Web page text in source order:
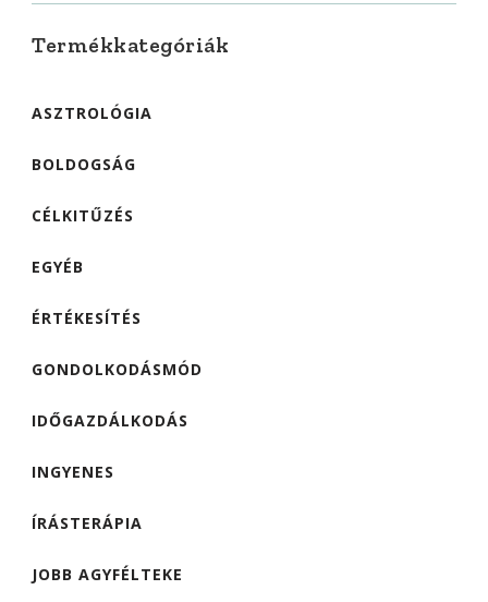
Termékkategóriák
ASZTROLÓGIA
BOLDOGSÁG
CÉLKITŰZÉS
EGYÉB
ÉRTÉKESÍTÉS
GONDOLKODÁSMÓD
IDŐGAZDÁLKODÁS
INGYENES
ÍRÁSTERÁPIA
JOBB AGYFÉLTEKE